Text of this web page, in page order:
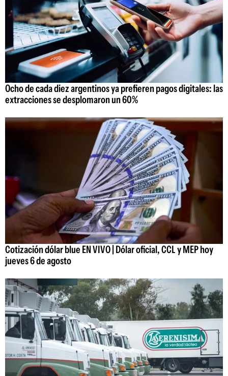
Ocho de cada diez argentinos ya prefieren pagos digitales: las
extracciones se desplomaron un 60%
Cotización dólar blue EN VIVO | Dólar oficial, CCL y MEP hoy
jueves 6 de agosto